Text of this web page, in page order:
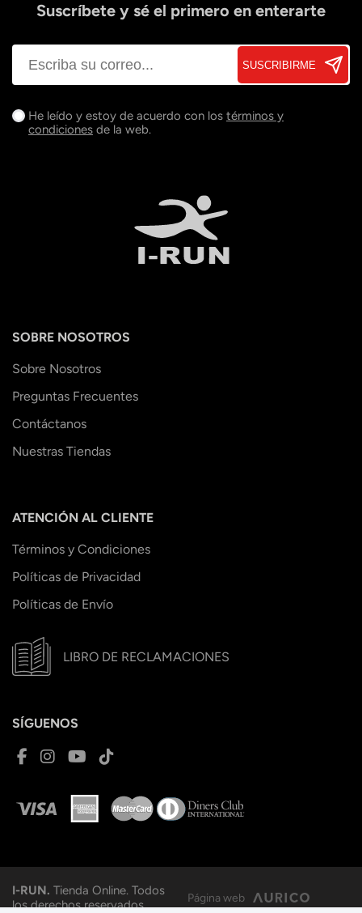
Suscríbete y sé el primero en enterarte
SUSCRIBIRME
He leído y estoy de acuerdo con los términos y
condiciones de la web.
SOBRE NOSOTROS
Sobre Nosotros
Preguntas Frecuentes
Contáctanos
Nuestras Tiendas
ATENCIÓN AL CLIENTE
Términos y Condiciones
Políticas de Privacidad
Políticas de Envío
LIBRO DE RECLAMACIONES
SÍGUENOS
I-RUN. Tienda Online. Todos
los derechos reservados.
Página web